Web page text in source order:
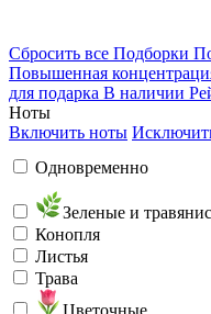
Сбросить все Подборки
Повышенная
для подарка В наличии
Ноты
Включить ноты
Одновременно
Зеленые и
Конопля
Листья
Трава
Цветочные